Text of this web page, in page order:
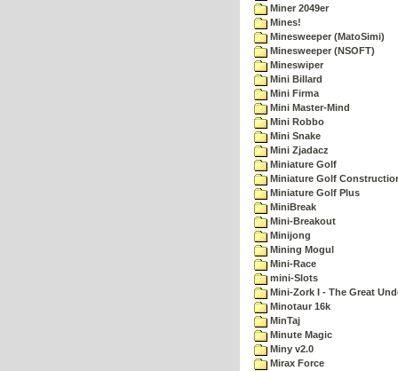
Miner 2049er
Mines!
Minesweeper (MatoSimi)
Minesweeper (NSOFT)
Mineswiper
Mini Billard
Mini Firma
Mini Master-Mind
Mini Robbo
Mini Snake
Mini Zjadacz
Miniature Golf
Miniature Golf
Miniature Golf Plus
MiniBreak
Mini-Breakout
Minijong
Mining Mogul
Mini-Race
mini-Slots
Mini-Zork I - The Great
Minotaur 16k
MinTaj
Minute Magic
Miny v2.0
Mirax Force